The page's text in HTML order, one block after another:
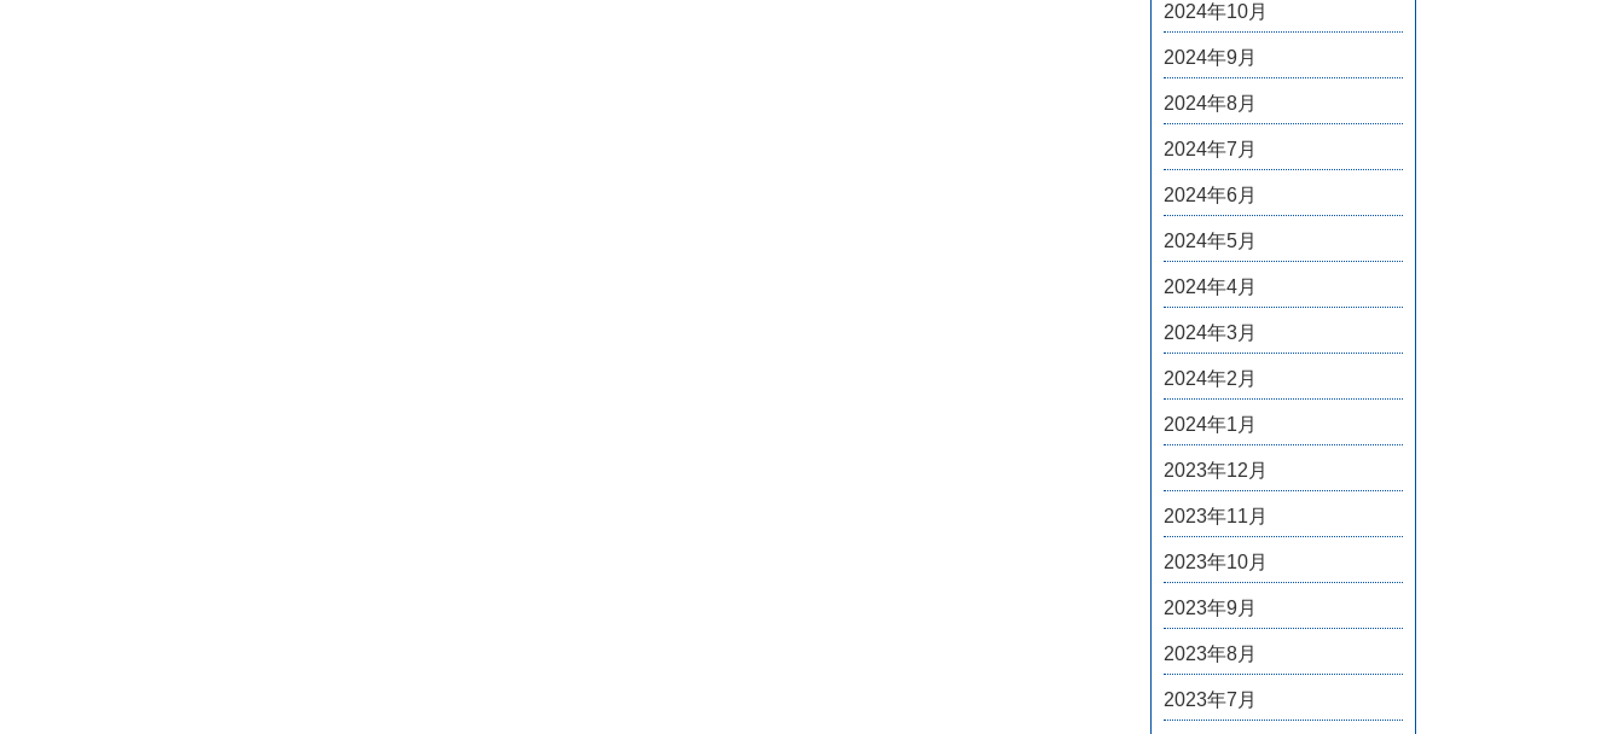
2024年10月
2024年9月
2024年8月
2024年7月
2024年6月
2024年5月
2024年4月
2024年3月
2024年2月
2024年1月
2023年12月
2023年11月
2023年10月
2023年9月
2023年8月
2023年7月